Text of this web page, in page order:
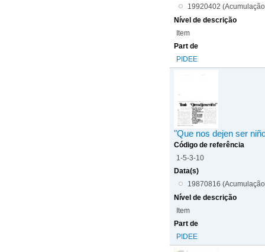
19920402
Nível de descrição
Item
Part de
PIDEE
"Que nos dejen ser
Código de referência
1-5-3-10
Data(s)
19870816
Nível de descrição
Item
Part de
PIDEE